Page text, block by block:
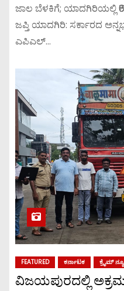
ಜಾಲ ಬೆಳಕಿಗೆ; ಯಾದಗಿರಿಯಲ್ಲಿ
ಜಪ್ತಿ ಯಾದಗಿರಿ: ಸರ್ಕಾರದ
ಎಪಿಎಲ್…
FEATURED ಕರ್ನಾಟಕ ಕ್ರೈಮ್
ವಿಜಯಪುರದಲ್ಲಿ ಅಕ್ರಮ